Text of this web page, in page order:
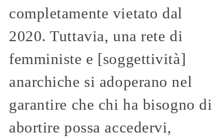
completamente vietato dal
2020. Tuttavia, una rete di
femministe e [soggettività]
anarchiche si adoperano nel
garantire che chi ha bisogno di
abortire possa accedervi,